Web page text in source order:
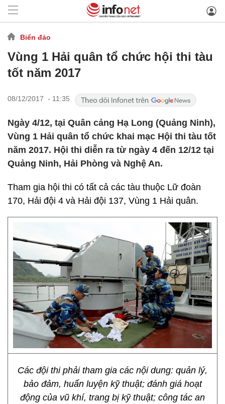
Biển đảo
Vùng 1 Hải quân tổ chức hội thi tàu
tốt năm 2017
08/12/2017 - 11:35
Ngày 4/12, tại Quân cảng Hạ Long (Quảng Ninh),
Vùng 1 Hải quân tổ chức khai mạc Hội thi tàu tốt
năm 2017. Hội thi diễn ra từ ngày 4 đến 12/12 tại
Quảng Ninh, Hải Phòng và Nghệ An.
Tham gia hội thi có tất cả các tàu thuộc Lữ đoàn
170, Hải đội 4 và Hải đội 137, Vùng 1 Hải quân.
Các đội thi phải tham gia các nội dung: quản lý,
bảo đảm, huấn luyện kỹ thuật; đánh giá hoạt
động của vũ khí, trang bị kỹ thuật; công tác an